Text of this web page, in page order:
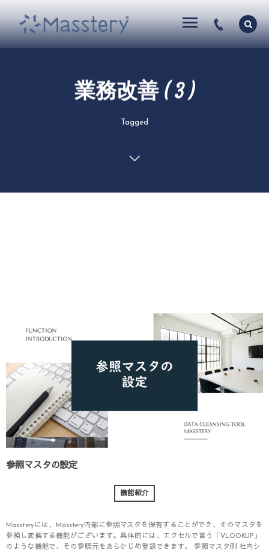
業務改善 ( 3 )
Tagged
参照マスタの設定
機能紹介
Massteryには、Masstery内部に参照マスタを保有することができ、そのマスタを
参照し変換する機能がございます。具体的には、エクセルで言う「VLOOKUP」
のような機能で、その参照元をあらかじめ登録できます。 参照マスタ例 社内シ